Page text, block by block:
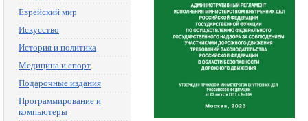
Еврейский мир
Искусство
История и политика
Медицина и спорт
Подарочные издания
Программирование и
компьютеры